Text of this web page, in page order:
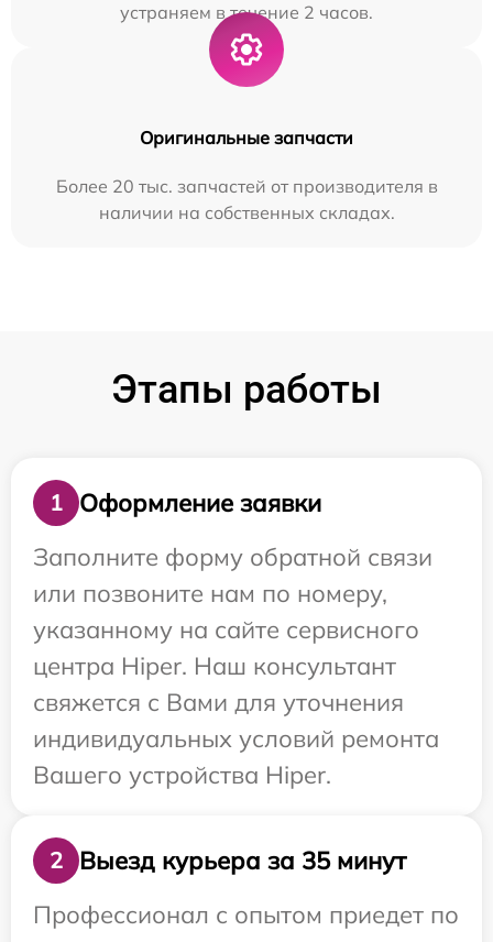
устраняем в течение 2 часов.
Оригинальные запчасти
Более 20 тыс. запчастей от производителя в
наличии на собственных складах.
Этапы работы
1
Оформление заявки
Заполните форму обратной связи
или позвоните нам по номеру,
указанному на сайте сервисного
центра Hiper. Наш консультант
свяжется с Вами для уточнения
индивидуальных условий ремонта
Вашего устройства Hiper.
2
Выезд курьера за 35 минут
Профессионал с опытом приедет по